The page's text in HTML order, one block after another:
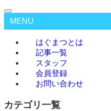
MENU
はぐまつとは
記事一覧
スタッフ
会員登録
お問い合わせ
カテゴリ一覧